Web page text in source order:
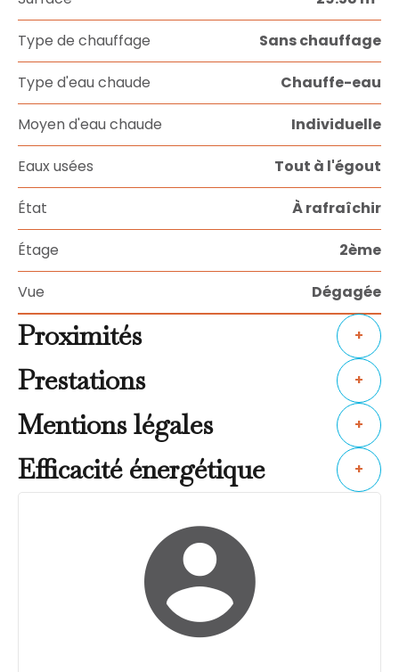
Type de chauffage Sans chauffage
Type d'eau chaude Chauffe-eau
Moyen d'eau chaude Individuelle
Eaux usées Tout à l'égout
État À rafraîchir
Étage 2ème
Vue Dégagée
Proximités +
Prestations +
Mentions légales +
Efficacité énergétique +